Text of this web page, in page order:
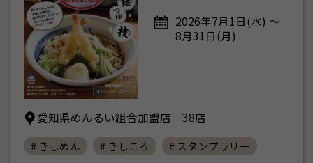
2026年7月1日(水) ～
8月31日(月)
愛知県めんるい組合加盟店 38店
# きしめん # きしころ # スタンプラリー